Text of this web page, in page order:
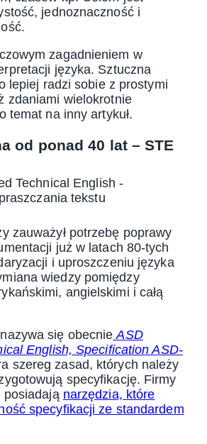
jednoznaczność i
zagadnieniem w
języka. Sztuczna
lepiej radzi sobie z prostymi
zdaniami wielokrotnie
temat na inny artykuł.
od ponad 40 lat – STE
zauważył potrzebę poprawy
już w latach 80-tych
i uproszczeniu języka
wiedzy pomiędzy
angielskimi i całą
się obecnie ASD
English, Specification ASD-
szereg zasad, których należy
specyfikację. Firmy
posiadają narzędzia, które
specyfikacji ze standardem